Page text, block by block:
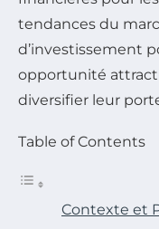
tendances du
d’investissement
opportunité
diversifier leur
Table of Contents
Contexte et